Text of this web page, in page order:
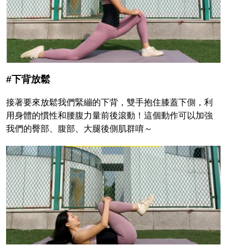
#下背放鬆
接著要來放鬆我們緊繃的下背，雙手抱住膝蓋下側，利
用身體的慣性和腰腹力量前後滾動！這個動作可以加強
我們的臀部、腹部、大腿後側肌群唷～